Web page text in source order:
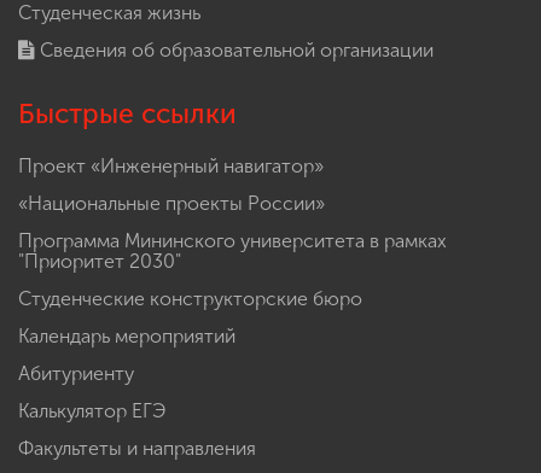
Студенческая жизнь
Сведения об образовательной организации
Быстрые ссылки
Проект «Инженерный навигатор»
«Национальные проекты России»
Программа Мининского университета в рамках
"Приоритет 2030"
Студенческие конструкторские бюро
Календарь мероприятий
Абитуриенту
Калькулятор ЕГЭ
Факультеты и направления